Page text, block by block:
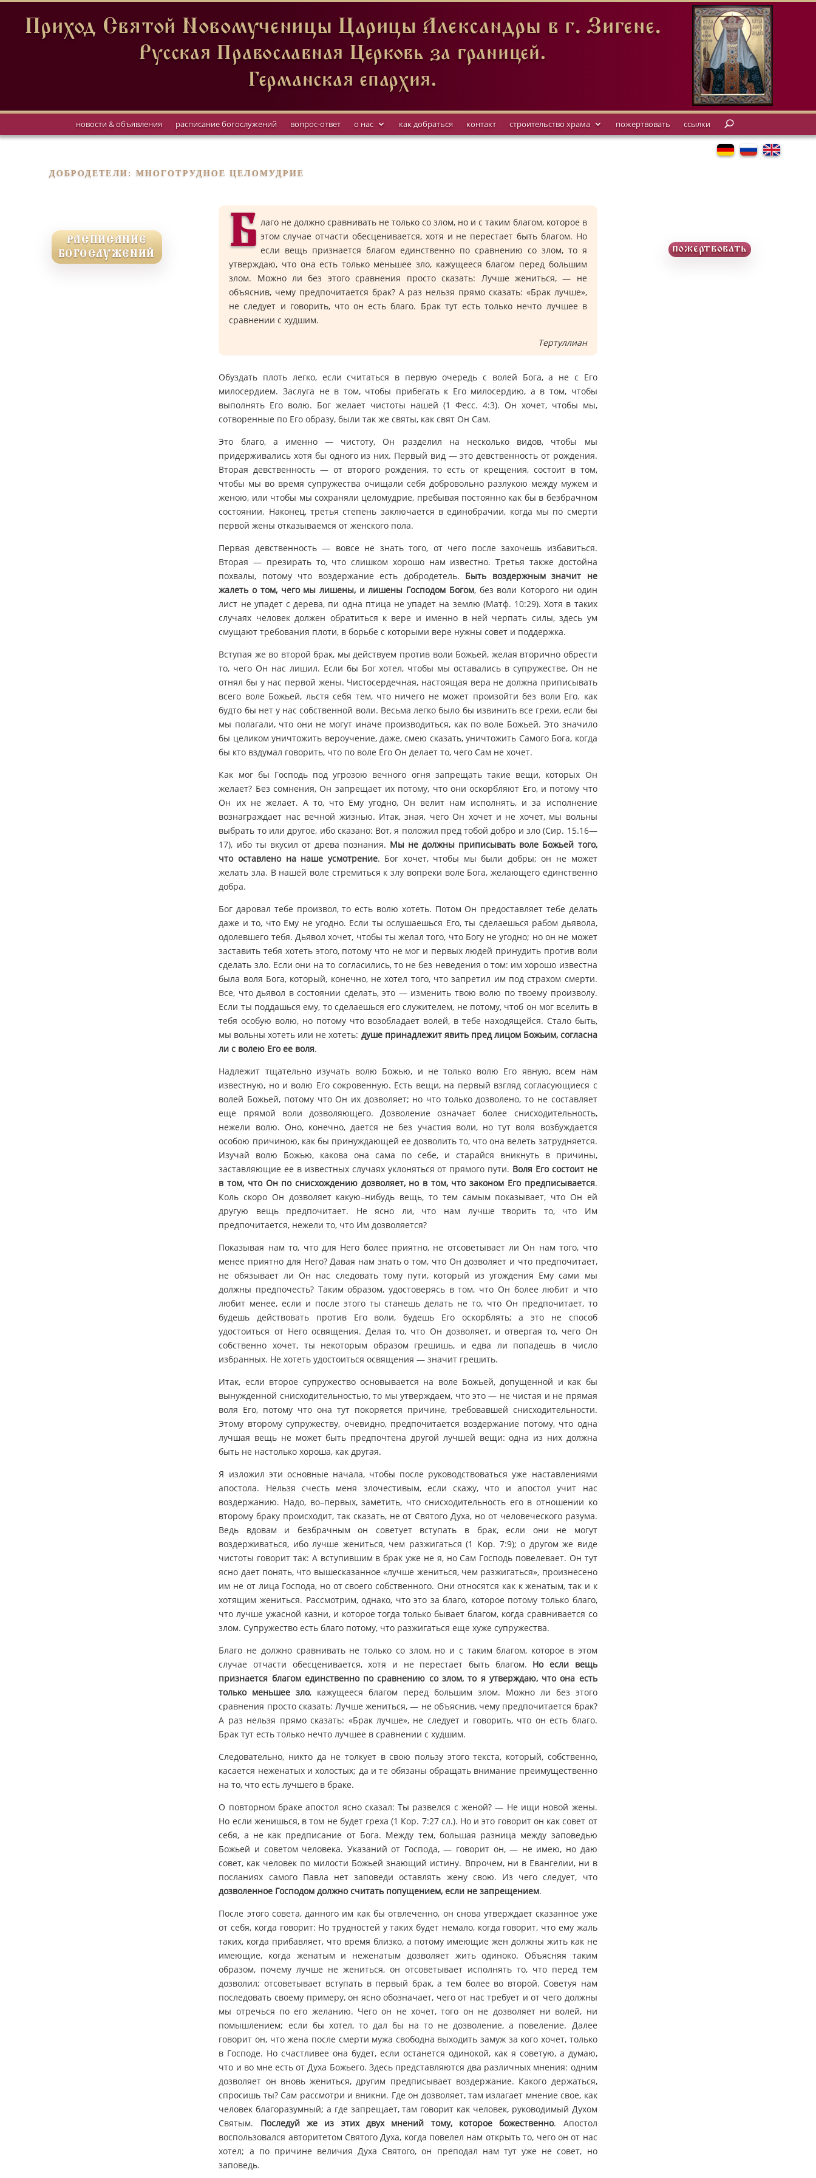
Приход Святой Новомученицы Царицы Александры в г. Зигене.
Русская Православная Церковь за границей.
Германская епархия.
новости & объявления расписание богослужений вопрос-ответ о нас как добраться контакт строительство храма пожертвовать ссылки
ДОБРОДЕТЕЛИ: МНОГОТРУДНОЕ ЦЕЛОМУДРИЕ
РАСПИСАНИЕ
БОГОСЛУЖЕНИЙ
Б лаго не должно сравнивать не только со злом, но и с таким благом, которое в
этом случае отчасти обесценивается, хотя и не перестает быть благом. Но
если вещь признается благом единственно по сравнению со злом, то я
утверждаю, что она есть только меньшее зло, кажущееся благом перед большим
злом. Можно ли без этого сравнения просто сказать: Лучше жениться, — не
объяснив, чему предпочитается брак? А раз нельзя прямо сказать: «Брак лучше»,
не следует и говорить, что он есть благо. Брак тут есть только нечто лучшее в
сравнении с худшим.
Тертуллиан
Обуздать плоть легко, если считаться в первую очередь с волей Бога, а не с Его
милосердием. Заслуга не в том, чтобы прибегать к Его милосердию, а в том, чтобы
выполнять Его волю. Бог желает чистоты нашей (1 Фесс. 4:3). Он хочет, чтобы мы,
сотворенные по Его образу, были так же святы, как свят Он Сам.
Это благо, а именно — чистоту, Он разделил на несколько видов, чтобы мы
придерживались хотя бы одного из них. Первый вид — это девственность от рождения.
Вторая девственность — от второго рождения, то есть от крещения, состоит в том,
чтобы мы во время супружества очищали себя добровольно разлукою между мужем и
женою, или чтобы мы сохраняли целомудрие, пребывая постоянно как бы в безбрачном
состоянии. Наконец, третья степень заключается в единобрачии, когда мы по смерти
первой жены отказываемся от женского пола.
Первая девственность — вовсе не знать того, от чего после захочешь избавиться.
Вторая — презирать то, что слишком хорошо нам известно. Третья также достойна
похвалы, потому что воздержание есть добродетель. Быть воздержным значит не
жалеть о том, чего мы лишены, и лишены Господом Богом, без воли Которого ни один
лист не упадет с дерева, пи одна птица не упадет на землю (Матф. 10:29). Хотя в таких
случаях человек должен обратиться к вере и именно в ней черпать силы, здесь ум
смущают требования плоти, в борьбе с которыми вере нужны совет и поддержка.
Вступая же во второй брак, мы действуем против воли Божьей, желая вторично обрести
то, чего Он нас лишил. Если бы Бог хотел, чтобы мы оставались в супружестве, Он не
отнял бы у нас первой жены. Чистосердечная, настоящая вера не должна приписывать
всего воле Божьей, льстя себя тем, что ничего не может произойти без воли Его. как
будто бы нет у нас собственной воли. Весьма легко было бы извинить все грехи, если бы
мы полагали, что они не могут иначе производиться, как по воле Божьей. Это значило
бы целиком уничтожить вероучение, даже, смею сказать, уничтожить Самого Бога, когда
бы кто вздумал говорить, что по воле Его Он делает то, чего Сам не хочет.
Как мог бы Господь под угрозою вечного огня запрещать такие вещи, которых Он
желает? Без сомнения, Он запрещает их потому, что они оскорбляют Его, и потому что
Он их не желает. А то, что Ему угодно, Он велит нам исполнять, и за исполнение
вознаграждает нас вечной жизнью. Итак, зная, чего Он хочет и не хочет, мы вольны
выбрать то или другое, ибо сказано: Вот, я положил пред тобой добро и зло (Сир. 15.16—
17), ибо ты вкусил от древа познания. Мы не должны приписывать воле Божьей того,
что оставлено на наше усмотрение. Бог хочет, чтобы мы были добры; он не может
желать зла. В нашей воле стремиться к злу вопреки воле Бога, желающего единственно
добра.
Бог даровал тебе произвол, то есть волю хотеть. Потом Он предоставляет тебе делать
даже и то, что Ему не угодно. Если ты ослушаешься Его, ты сделаешься рабом дьявола,
одолевшего тебя. Дьявол хочет, чтобы ты желал того, что Богу не угодно; но он не может
заставить тебя хотеть этого, потому что не мог и первых людей принудить против воли
сделать зло. Если они на то согласились, то не без неведения о том: им хорошо известна
была воля Бога, который, конечно, не хотел того, что запретил им под страхом смерти.
Все, что дьявол в состоянии сделать, это — изменить твою волю по твоему произволу.
Если ты поддашься ему, то сделаешься его служителем, не потому, чтоб он мог вселить в
тебя особую волю, но потому что возобладает волей, в тебе находящейся. Стало быть,
мы вольны хотеть или не хотеть: душе принадлежит явить пред лицом Божьим, согласна
ли с волею Его ее воля.
Надлежит тщательно изучать волю Божью, и не только волю Его явную, всем нам
известную, но и волю Его сокровенную. Есть вещи, на первый взгляд согласующиеся с
волей Божьей, потому что Он их дозволяет; но что только дозволено, то не составляет
еще прямой воли дозволяющего. Дозволение означает более снисходительность,
нежели волю. Оно, конечно, дается не без участия воли, но тут воля возбуждается
особою причиною, как бы принуждающей ее дозволить то, что она велеть затрудняется.
Изучай волю Божью, какова она сама по себе, и старайся вникнуть в причины,
заставляющие ее в известных случаях уклоняться от прямого пути. Воля Его состоит не
в том, что Он по снисхождению дозволяет, но в том, что законом Его предписывается.
Коль скоро Он дозволяет какую–нибудь вещь, то тем самым показывает, что Он ей
другую вещь предпочитает. Не ясно ли, что нам лучше творить то, что Им
предпочитается, нежели то, что Им дозволяется?
Показывая нам то, что для Него более приятно, не отсоветывает ли Он нам того, что
менее приятно для Него? Давая нам знать о том, что Он дозволяет и что предпочитает,
не обязывает ли Он нас следовать тому пути, который из угождения Ему сами мы
должны предпочесть? Таким образом, удостоверясь в том, что Он более любит и что
любит менее, если и после этого ты станешь делать не то, что Он предпочитает, то
будешь действовать против Его воли, будешь Его оскорблять; а это не способ
удостоиться от Него освящения. Делая то, что Он дозволяет, и отвергая то, чего Он
собственно хочет, ты некоторым образом грешишь, и едва ли попадешь в число
избранных. Не хотеть удостоиться освящения — значит грешить.
Итак, если второе супружество основывается на воле Божьей, допущенной и как бы
вынужденной снисходительностью, то мы утверждаем, что это — не чистая и не прямая
воля Его, потому что она тут покоряется причине, требовавшей снисходительности.
Этому второму супружеству, очевидно, предпочитается воздержание потому, что одна
лучшая вещь не может быть предпочтена другой лучшей вещи: одна из них должна
быть не настолько хороша, как другая.
Я изложил эти основные начала, чтобы после руководствоваться уже наставлениями
апостола. Нельзя счесть меня злочестивым, если скажу, что и апостол учит нас
воздержанию. Надо, во–первых, заметить, что снисходительность его в отношении ко
второму браку происходит, так сказать, не от Святого Духа, но от человеческого разума.
Ведь вдовам и безбрачным он советует вступать в брак, если они не могут
воздерживаться, ибо лучше жениться, чем разжигаться (1 Кор. 7:9); о другом же виде
чистоты говорит так: А вступившим в брак уже не я, но Сам Господь повелевает. Он тут
ясно дает понять, что вышесказанное «лучше жениться, чем разжигаться», произнесено
им не от лица Господа, но от своего собственного. Они относятся как к женатым, так и к
хотящим жениться. Рассмотрим, однако, что это за благо, которое потому только благо,
что лучше ужасной казни, и которое тогда только бывает благом, когда сравнивается со
злом. Супружество есть благо потому, что разжигаться еще хуже супружества.
Благо не должно сравнивать не только со злом, но и с таким благом, которое в этом
случае отчасти обесценивается, хотя и не перестает быть благом. Но если вещь
признается благом единственно по сравнению со злом, то я утверждаю, что она есть
только меньшее зло, кажущееся благом перед большим злом. Можно ли без этого
сравнения просто сказать: Лучше жениться, — не объяснив, чему предпочитается брак?
А раз нельзя прямо сказать: «Брак лучше», не следует и говорить, что он есть благо.
Брак тут есть только нечто лучшее в сравнении с худшим.
Следовательно, никто да не толкует в свою пользу этого текста, который, собственно,
касается неженатых и холостых; да и те обязаны обращать внимание преимущественно
на то, что есть лучшего в браке.
О повторном браке апостол ясно сказал: Ты развелся с женой? — Не ищи новой жены.
Но если женишься, в том не будет греха (1 Кор. 7:27 сл.). Но и это говорит он как совет от
себя, а не как предписание от Бога. Между тем, большая разница между заповедью
Божьей и советом человека. Указаний от Господа, — говорит он, — не имею, но даю
совет, как человек по милости Божьей знающий истину. Впрочем, ни в Евангелии, ни в
посланиях самого Павла нет заповеди оставлять жену свою. Из чего следует, что
дозволенное Господом должно считать попущением, если не запрещением.
После этого совета, данного им как бы отвлеченно, он снова утверждает сказанное уже
от себя, когда говорит: Но трудностей у таких будет немало, когда говорит, что ему жаль
таких, когда прибавляет, что время близко, а потому имеющие жен должны жить как не
имеющие, когда женатым и неженатым дозволяет жить одиноко. Объясняя таким
образом, почему лучше не жениться, он отсоветывает исполнять то, что перед тем
дозволил; отсоветывает вступать в первый брак, а тем более во второй. Советуя нам
последовать своему примеру, он ясно обозначает, чего от нас требует и от чего должны
мы отречься по его желанию. Чего он не хочет, того он не дозволяет ни волей, ни
помышлением; если бы хотел, то дал бы на то не дозволение, а повеление. Далее
говорит он, что жена после смерти мужа свободна выходить замуж за кого хочет, только
в Господе. Но счастливее она будет, если останется одинокой, как я советую, а думаю,
что и во мне есть от Духа Божьего. Здесь представляются два различных мнения: одним
дозволяет он вновь жениться, другим предписывает воздержание. Какого держаться,
спросишь ты? Сам рассмотри и вникни. Где он дозволяет, там излагает мнение свое, как
человек благоразумный; а где запрещает, там говорит как человек, руководимый Духом
Святым. Последуй же из этих двух мнений тому, которое божественно. Апостол
воспользовался авторитетом Святого Духа, когда повелел нам открыть то, чего он от нас
хотел; а по причине величия Духа Святого, он преподал нам тут уже не совет, но
заповедь.
пожертвовать